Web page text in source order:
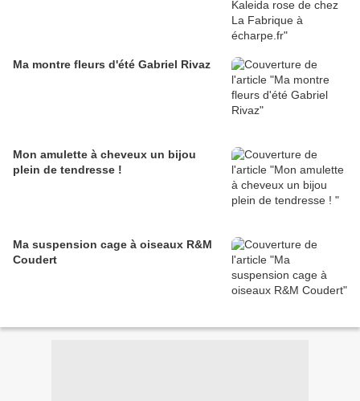
Ma montre fleurs d'été Gabriel Rivaz
Mon amulette à cheveux un bijou
plein de tendresse !
Ma suspension cage à oiseaux R&M
Coudert